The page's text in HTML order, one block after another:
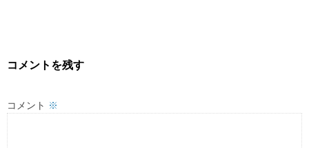
コメントを残す
コメント ※